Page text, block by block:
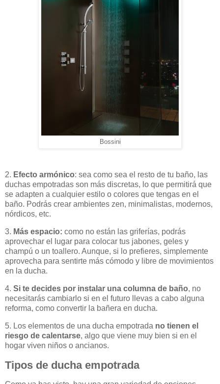
Bossini
2. Efecto armónico: sea como sea el resto de tu baño, las
duchas empotradas son más discretas, lo que permitirá que
se adapten a cualquier estilo o colores que tengas en el
baño. Podrás crear ambientes zen, minimalistas, modernos,
nórdicos, etc.
3. Más espacio: como no están las griferías, podrás
aprovechar el lugar para colocar tus jabones, geles y
champú o un toallero. Aunque, si lo prefieres, simplemente
aprovecha para sentirte más cómodo y libre de movimientos
en la ducha.
4. Si te decides por instalar una columna de baño, no
necesitarás cambiarlo si en el futuro llevas a cabo alguna
reforma, como convertir la bañera en ducha.
5. Los elementos de una ducha empotrada no tienen el
riesgo de calentarse, algo que viene muy bien si en el
hogar viven niños o ancianos.
Tipos de ducha empotrada